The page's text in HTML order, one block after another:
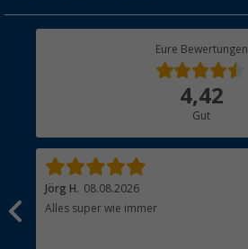
Rücksendung
Eure Bewertungen
4,42
Gut
Jörg H. 08.08.2026
Alles super wie immer